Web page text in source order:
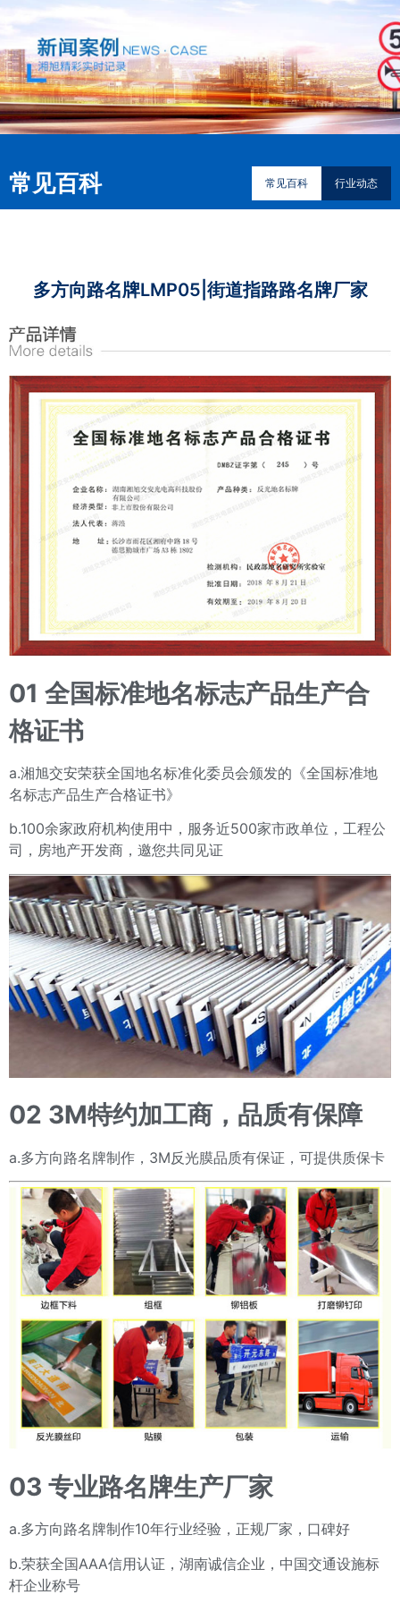
常见百科 常见百科 行业动态
多方向路名牌LMP05|街道指路路名牌厂家
01 全国标准地名标志产品生产合
格证书
a.湘旭交安荣获全国地名标准化委员会颁发的《全国标准地
名标志产品生产合格证书》
b.100余家政府机构使用中，服务近500家市政单位，工程公
司，房地产开发商，邀您共同见证
02 3M特约加工商，品质有保障
a.多方向路名牌制作，3M反光膜品质有保证，可提供质保卡
03 专业路名牌生产厂家
a.多方向路名牌制作10年行业经验，正规厂家，口碑好
b.荣获全国AAA信用认证，湖南诚信企业，中国交通设施标
杆企业称号